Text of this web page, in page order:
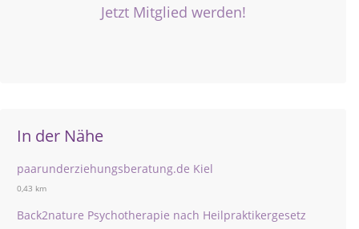
Jetzt Mitglied werden!
In der Nähe
paarunderziehungsberatung.de Kiel
0,43 km
Back2nature Psychotherapie nach Heilpraktikergesetz